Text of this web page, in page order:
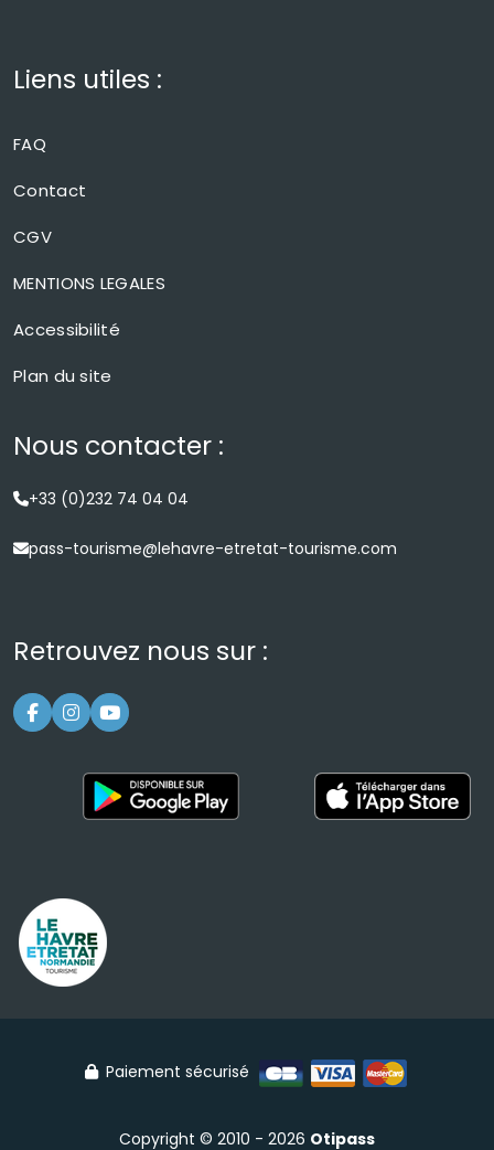
Liens utiles :
FAQ
Contact
CGV
MENTIONS LEGALES
Accessibilité
Plan du site
Nous contacter :
+33 (0)232 74 04 04
pass-tourisme@lehavre-etretat-tourisme.com
Retrouvez nous sur :
Paiement sécurisé
Copyright © 2010 - 2026 Otipass